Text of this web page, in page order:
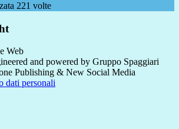
221 volte
and powered by Gruppo Spaggiari
Publishing & New Social Media
dati personali